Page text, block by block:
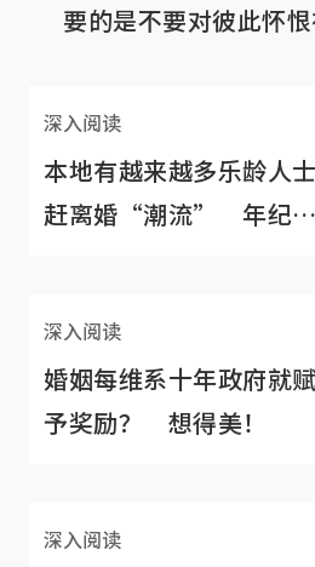
要的是不要对彼此怀
深入阅读
本地有越来越多乐龄人士
赶离婚“潮流” 年纪越
深入阅读
婚姻每维系十年政府就赋
予奖励？ 想得美！
深入阅读